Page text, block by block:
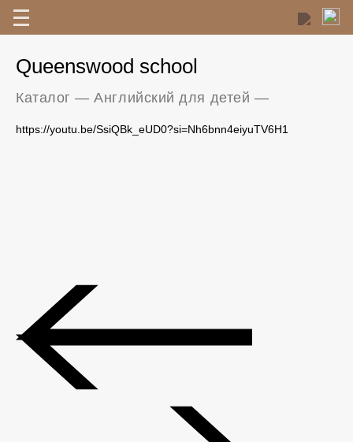
Queenswood school
Каталог —Английский для детей —
https://youtu.be/SsiQBk_eUD0?si=Nh6bnn4eiyuTV6H1